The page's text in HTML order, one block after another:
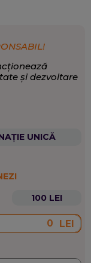
Mediu, Știință
Timp liber
și dezvoltare
UNICĂ
100 LEI
LEI